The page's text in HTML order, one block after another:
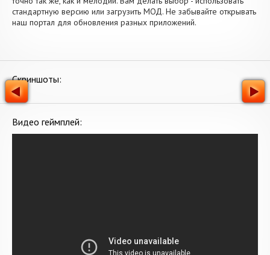
стандартную версию или загрузить МОД. Не забывайте открывать
наш портал для обновления разных приложений.
Скриншоты:
Видео геймплей: